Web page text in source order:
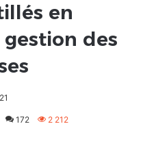
en
des
172 2 212